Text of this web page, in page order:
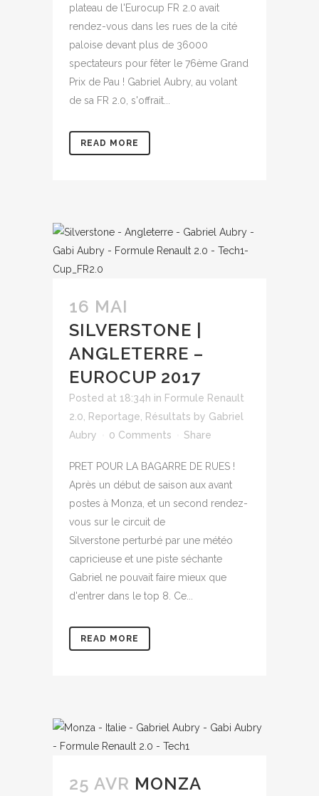
plateau de l'Eurocup FR 2.0 avait
rendez-vous dans les rues de la cité
paloise devant plus de 36000
spectateurs pour fêter le 76ème Grand
Prix de Pau ! Gabriel Aubry, au volant
de sa FR 2.0, s'offrait...
READ MORE
16 MAI
SILVERSTONE |
ANGLETERRE –
EUROCUP 2017
Posted at 18:34h in Formule Renault
2.0
Reportage Résultats by Gabriel
Aubry
0 Comments Share
PRET POUR LA BAGARRE DE RUES !
Après un début de saison aux avant
postes à Monza, et un second rendez-
vous sur le circuit de
Silverstone perturbé par une météo
capricieuse et une piste séchante
Gabriel ne pouvait faire mieux que
d'entrer dans le top 8. Ce...
READ MORE
25 AVR MONZA